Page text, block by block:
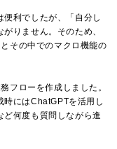
利でしたが、「自分し
りません。そのため、
その中でのマクロ機能の
フローを作成しました。
時にはChatGPTを活用し
ど何度も質問しながら進